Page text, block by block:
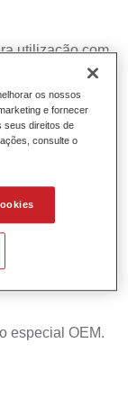
utilização com
de mistura
para a
de
mesmo com
especial OEM.
os nossos
e fornecer
seus direitos de
consulte o